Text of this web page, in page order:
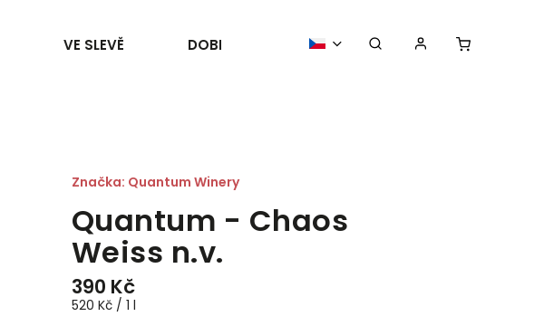
VE SLEVĚ DOBROTY POŘÁDÁME
Quantum - Chaos
Weiss n.v.
390 Kč
520 Kč / 1 l
Značka: Quantum Winery